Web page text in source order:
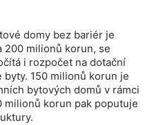
domy bez bariér je
200 milionů korun, se
i rozpočet na dotační
byty. 150 milionů korun je
bytových domů v rámci
milionů korun pak poputuje